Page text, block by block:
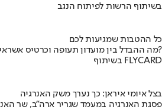
בשיתוף הרשות לפיתוח הנגב
כל ההטבות שמגיעות לכם
מה ההבדל בין מועדון תעופה וכרטיס אשראי?
בשיתוף FLYCARD
בצל איומי איראן: כך נערך משק האנרגיה
פסגת האנרגיה במעמד שגריר ארה"ב, שר